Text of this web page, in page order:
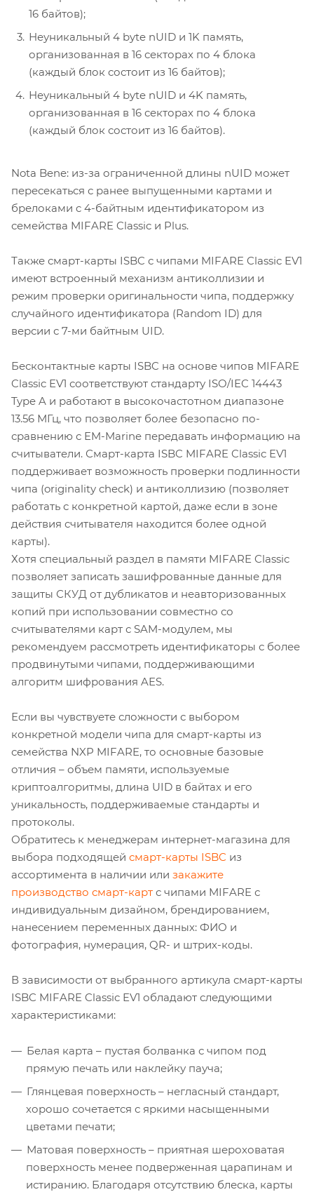
16 байтов);
Неуникальный 4 byte nUID и 1K память,
организованная в 16 секторах по 4 блока
(каждый блок состоит из 16 байтов);
Неуникальный 4 byte nUID и 4K память,
организованная в 16 секторах по 4 блока
(каждый блок состоит из 16 байтов).
Nota Bene: из-за ограниченной длины nUID может
пересекаться с ранее выпущенными картами и
брелоками c 4-байтным идентификатором из
семейства MIFARE Classic и Plus.
Также смарт-карты ISBC с чипами MIFARE Classic EV1
имеют встроенный механизм антиколлизии и
режим проверки оригинальности чипа, поддержку
случайного идентификатора (Random ID) для
версии с 7-ми байтным UID.
Бесконтактные карты ISBC на основе чипов MIFARE
Classic EV1 соответствуют стандарту ISO/IEC 14443
Type A и работают в высокочастотном диапазоне
13.56 МГц, что позволяет более безопасно по-
сравнению с EM-Marine передавать информацию на
считыватели. Смарт-карта ISBC MIFARE Classic EV1
поддерживает возможность проверки подлинности
чипа (originality check) и антиколлизию (позволяет
работать с конкретной картой, даже если в зоне
действия считывателя находится более одной
карты).
Хотя специальный раздел в памяти MIFARE Classic
позволяет записать зашифрованные данные для
защиты СКУД от дубликатов и неавторизованных
копий при использовании совместно со
считывателями карт с SAM-модулем, мы
рекомендуем рассмотреть идентификаторы с более
продвинутыми чипами, поддерживающими
алгоритм шифрования AES.
Если вы чувствуете сложности с выбором
конкретной модели чипа для смарт-карты из
семейства NXP MIFARE, то основные базовые
отличия – объем памяти, используемые
криптоалгоритмы, длина UID в байтах и его
уникальность, поддерживаемые стандарты и
протоколы.
Обратитесь к менеджерам интернет-магазина для
выбора подходящей смарт-карты ISBC из
ассортимента в наличии или закажите
производство смарт-карт с чипами MIFARE с
индивидуальным дизайном, брендированием,
нанесением переменных данных: ФИО и
фотография, нумерация, QR- и штрих-коды.
В зависимости от выбранного артикула смарт-карты
ISBC MIFARE Classic EV1 обладают следующими
характеристиками:
Белая карта – пустая болванка с чипом под
прямую печать или наклейку пауча;
Глянцевая поверхность – негласный стандарт,
хорошо сочетается с яркими насыщенными
цветами печати;
Матовая поверхность – приятная шероховатая
поверхность менее подверженная царапинам и
истиранию. Благодаря отсутствию блеска, карты